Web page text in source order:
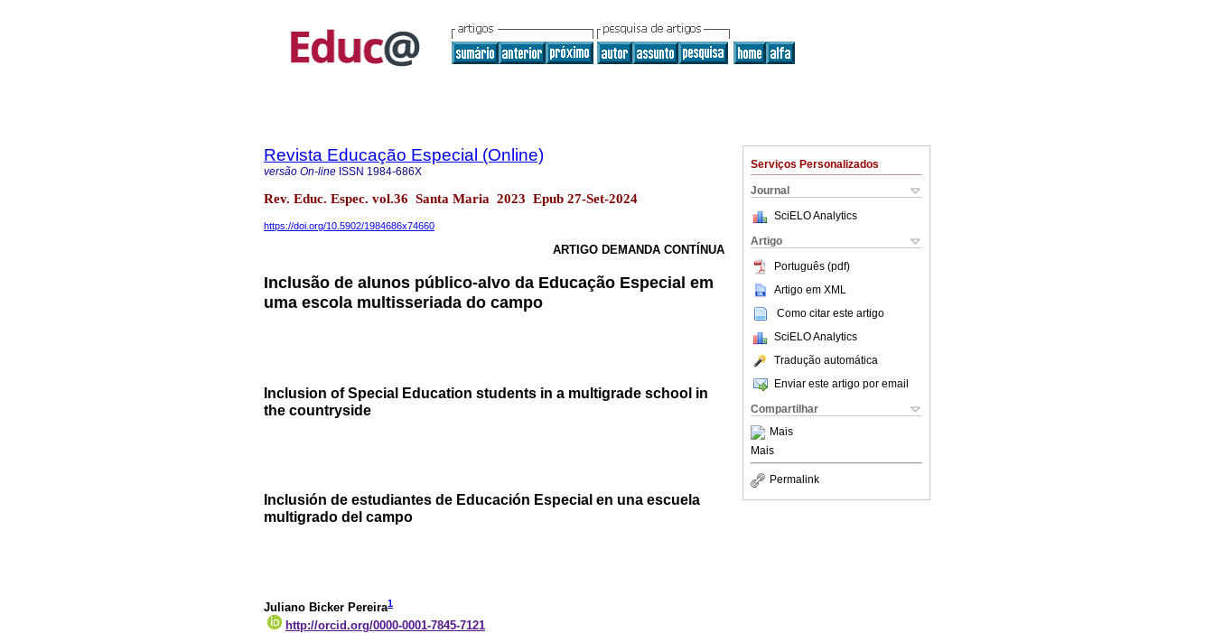
Serviços Personalizados
Journal
SciELO Analytics
Artigo
Português (pdf)
Artigo em XML
Como citar este artigo
SciELO Analytics
Tradução automática
Enviar este artigo por email
Compartilhar
Mais
Mais
Permalink
Revista Educação Especial (Online)
versão On-line ISSN 1984-686X
Rev. Educ. Espec. vol.36 Santa Maria 2023 Epub 27-Set-2024
https://doi.org/10.5902/1984686x74660
ARTIGO DEMANDA CONTÍNUA
Inclusão de alunos público-alvo da Educação Especial em
uma escola multisseriada do campo
Inclusion of Special Education students in a multigrade school in
the countryside
Inclusión de estudiantes de Educación Especial en una escuela
multigrado del campo
Juliano Bicker Pereira1
http://orcid.org/0000-0001-7845-7121